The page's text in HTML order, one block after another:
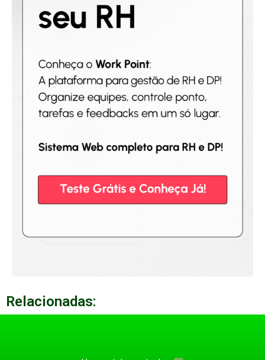
Relacionadas: